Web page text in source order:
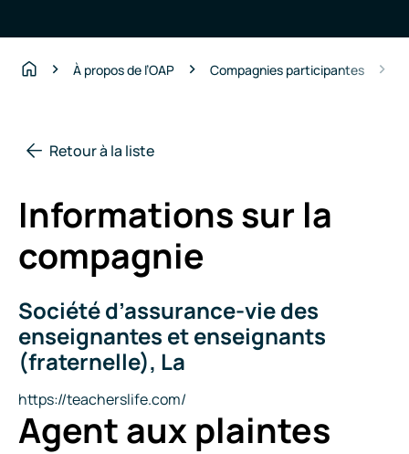
À propos de l’OAP Compagnies participantes
Retour à la liste
Informations sur la
compagnie
Nom
de
la
compagnie
Société d’assurance-vie des
enseignantes et enseignants
(fraternelle), La
Site
Internet
https://teacherslife.com/
Agent aux plaintes